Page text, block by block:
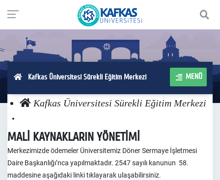
Kafkas Üniversitesi Sürekli Eğitim Merkezi MENÜ
Kafkas Üniversitesi Sürekli Eğitim Merkezi
MALİ KAYNAKLARIN YÖNETİMİ
Merkezimizde ödemeler Üniversitemiz Döner Sermaye İşletmesi
Daire Başkanlığı’nca yapılmaktadır. 2547 sayılı kanunun 58.
maddesine aşağıdaki linki tıklayarak ulaşabilirsiniz.